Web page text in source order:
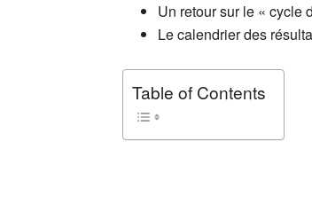
Un retour sur le « cycle
Le calendrier des
Table of Contents